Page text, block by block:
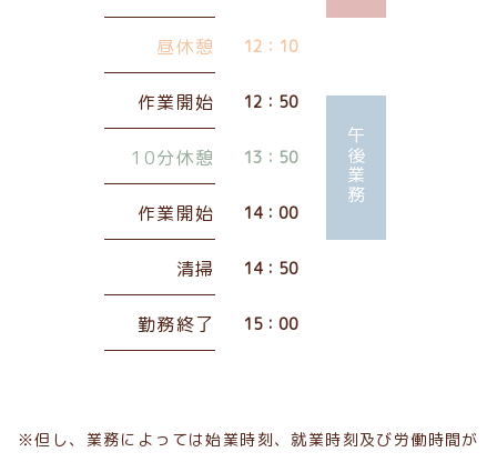
昼休憩 12：10
作業開始 12：50
10分休憩 13：50
作業開始 14：00
清掃 14：50
勤務終了 15：00
午後業務
※但し、業務によっては始業時刻、就業時刻及び労働時間が